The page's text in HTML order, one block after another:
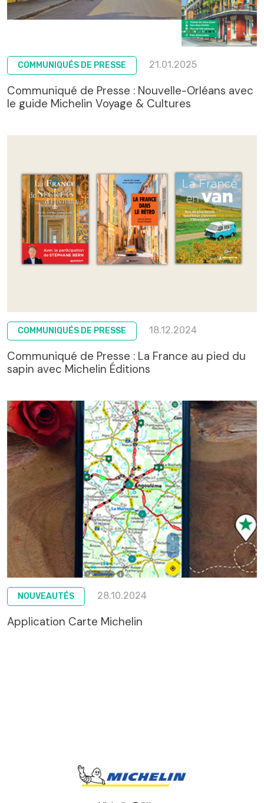
COMMUNIQUÉS DE PRESSE 21.01.2025
Communiqué de Presse : Nouvelle-Orléans avec
le guide Michelin Voyage & Cultures
COMMUNIQUÉS DE PRESSE 18.12.2024
Communiqué de Presse : La France au pied du
sapin avec Michelin Éditions
NOUVEAUTÉS 28.10.2024
Application Carte Michelin